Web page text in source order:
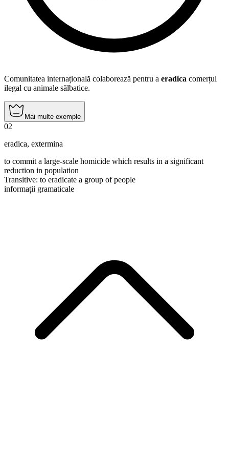
Comunitatea internațională colaborează pentru a eradica comerțul
ilegal cu animale sălbatice.
Mai multe exemple
02
eradica, extermina
to commit a large-scale homicide which results in a significant
reduction in population
Transitive: to eradicate a group of people
informații gramaticale